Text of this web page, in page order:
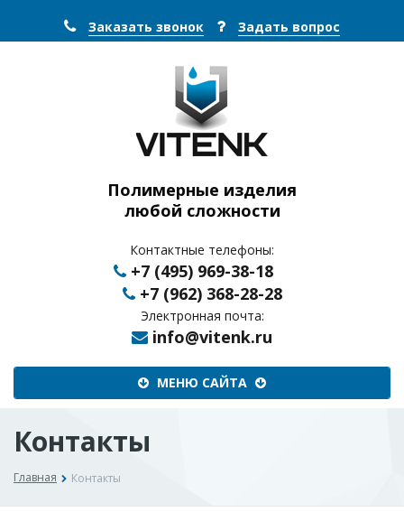
Заказать звонок Задать вопрос
Полимерные изделия
любой сложности
Контактные телефоны:
+7 (495) 969-38-18
+7 (962) 368-28-28
Электронная почта:
info@vitenk.ru
МЕНЮ САЙТА Меню
сайта
Контакты
Главная Контакты